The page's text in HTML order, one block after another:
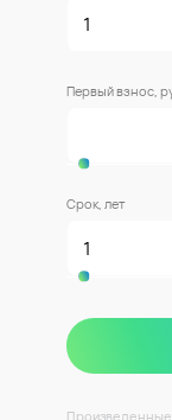
Первый взнос,
Срок, лет
Произведенные